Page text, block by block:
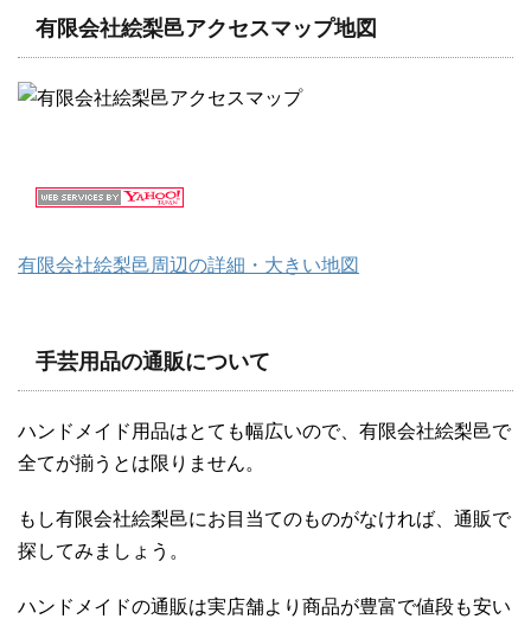
有限会社絵梨邑アクセスマップ地図
有限会社絵梨邑周辺の詳細・大きい地図
手芸用品の通販について
ハンドメイド用品はとても幅広いので、有限会社絵梨邑で
全てが揃うとは限りません。
もし有限会社絵梨邑にお目当てのものがなければ、通販で
探してみましょう。
ハンドメイドの通販は実店舗より商品が豊富で値段も安い